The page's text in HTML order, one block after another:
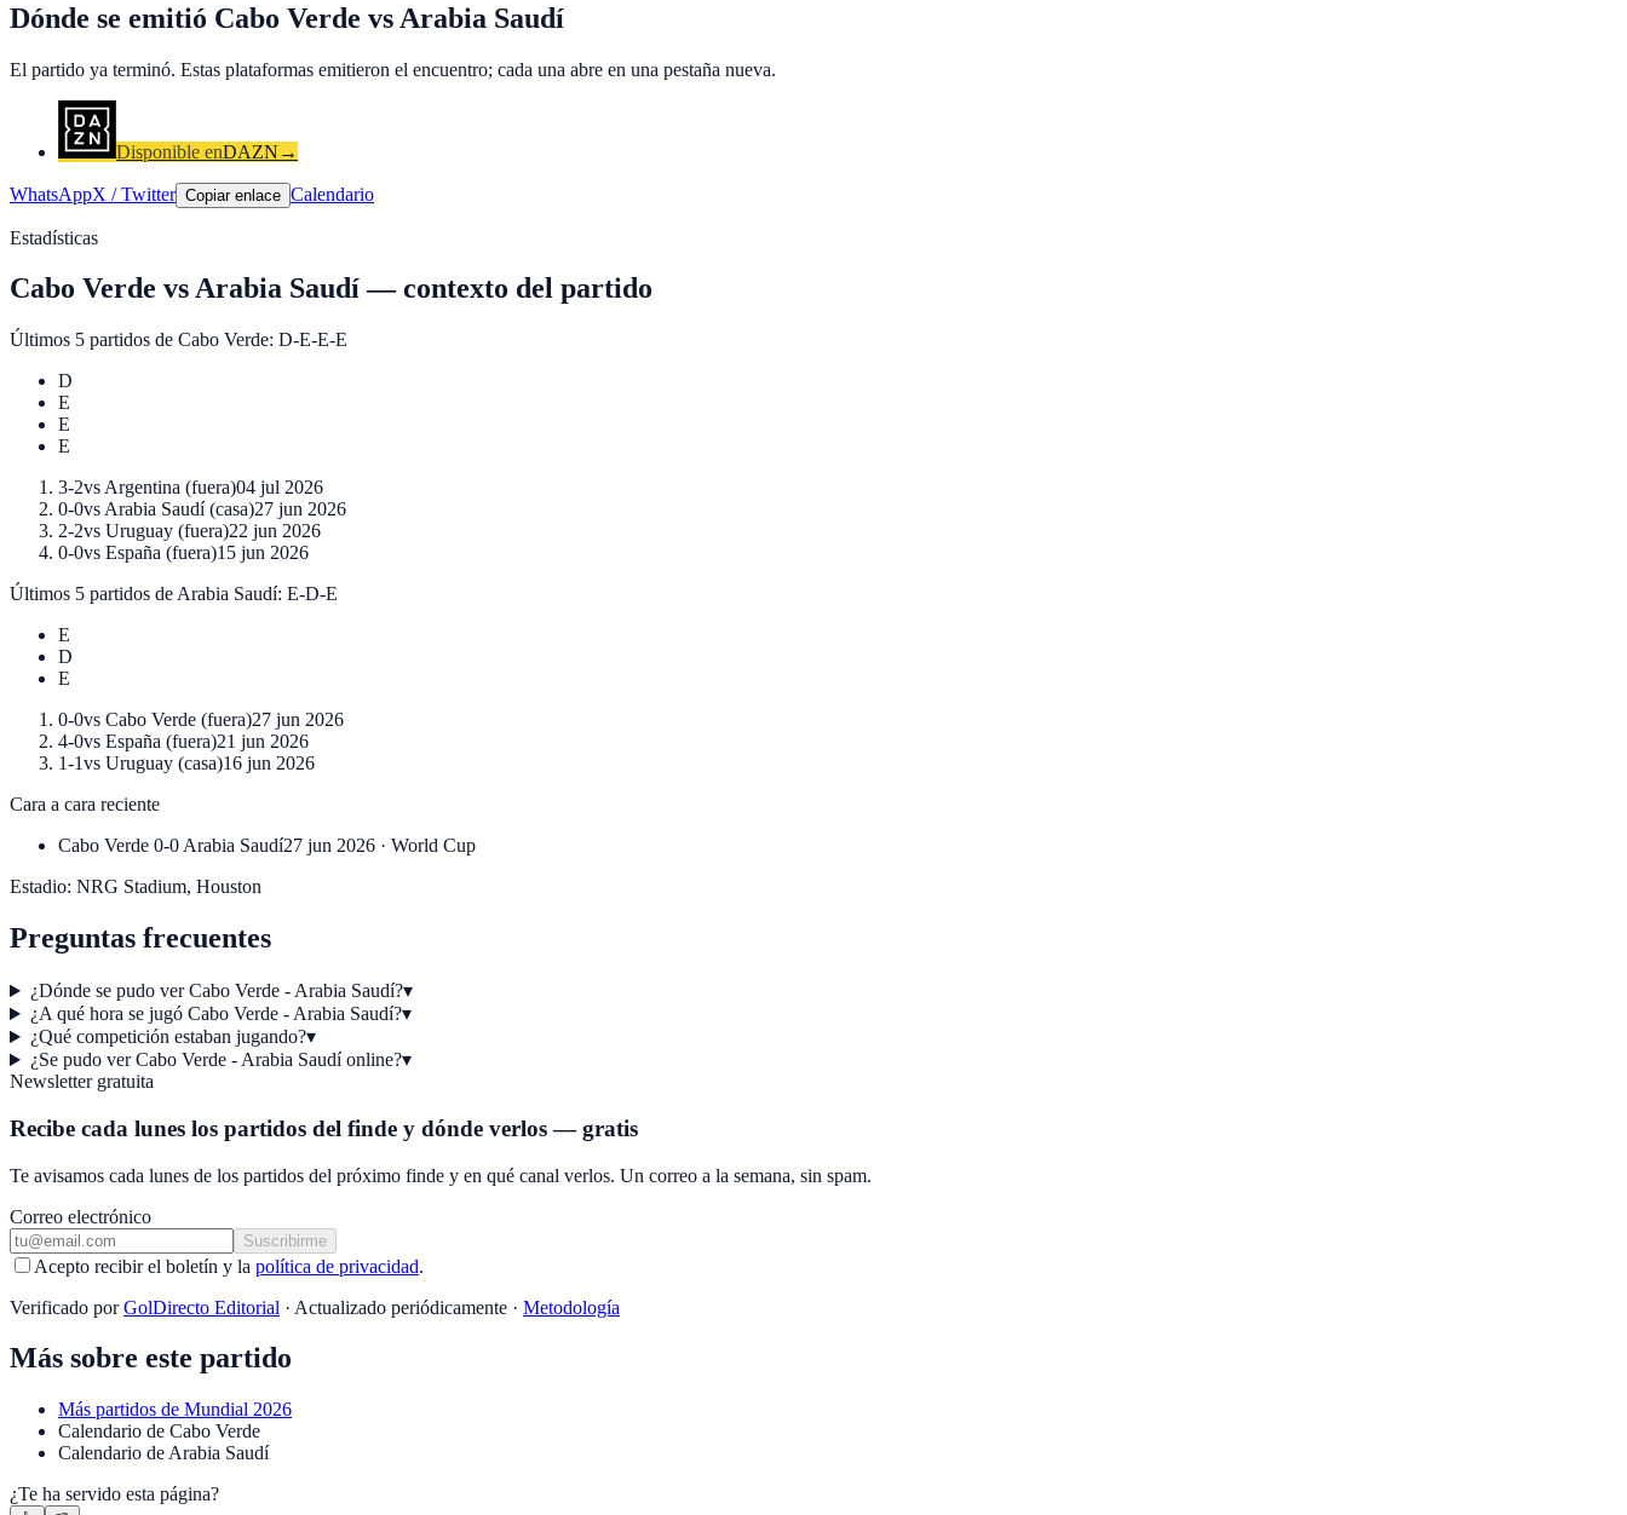
Dónde se emitió Cabo Verde vs Arabia Saudí
El partido ya terminó. Estas plataformas emitieron el encuentro; cada una abre en una pestaña nueva.
Disponible enDAZN →
WhatsAppX / Twitter Copiar enlace Calendario
Estadísticas
Cabo Verde vsArabia Saudí—contexto del partido
Últimos 5 partidos de Cabo Verde: D-E-E-E
D
E
E
E
3-2vs Argentina (fuera)04 jul 2026
0-0vs Arabia Saudí(casa)27 jun 2026
2-2vs Uruguay (fuera)22 jun 2026
0-0vs España (fuera)15 jun 2026
Últimos 5 partidos de Arabia Saudí: E-D-E
E
D
E
0-0vs Cabo Verde (fuera)27 jun 2026
4-0vs España (fuera)21 jun 2026
1-1vs Uruguay (casa)16 jun 2026
Cara a cara reciente
Cabo Verde 0-0 Arabia Saudí27 jun 2026 · World Cup
Estadio: NRG Stadium, Houston
Preguntas frecuentes
¿Dónde se pudo ver Cabo Verde - Arabia Saudí?▾
¿A qué hora se jugó Cabo Verde - Arabia Saudí?▾
¿Qué competición estaban jugando?▾
¿Se pudo ver Cabo Verde - Arabia Saudí online?▾
Newsletter gratuita
Recibe cada lunes los partidos del finde y dónde verlos — gratis
Te avisamos cada lunes de los partidos del próximo finde y en qué canal verlos. Un correo a la semana, sin spam.
Correo electrónico
Suscribirme
Acepto recibir el boletín y la política de privacidad.
Verificado por GolDirecto Editorial · Actualizado periódicamente · Metodología
Más sobre este partido
Más partidos de Mundial 2026
Calendario de Cabo Verde
Calendario de Arabia Saudí
¿Te ha servido esta página?